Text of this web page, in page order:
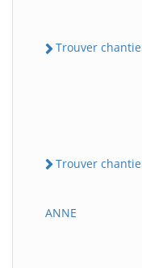
Trouver
Trouver
ANNE